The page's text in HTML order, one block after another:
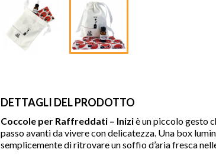
DETTAGLI DEL PRODOTTO
Coccole per Raffreddati – Iniziè un piccolo gesto
passo avanti da vivere con delicatezza. Una box
semplicemente di ritrovare un soffio d’aria fresca